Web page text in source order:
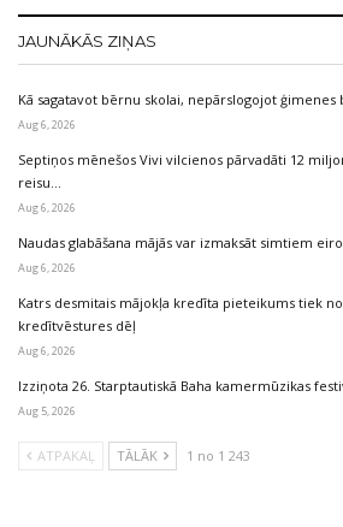
JAUNĀKĀS ZIŅAS
Kā sagatavot bērnu skolai, nepārslogojot ģimenes
Aug 6, 2026
Septiņos mēnešos Vivi vilcienos pārvadāti 12
reisu…
Aug 6, 2026
Naudas glabāšana mājās var izmaksāt simtiem
Aug 6, 2026
Katrs desmitais mājokļa kredīta pieteikums tiek
kredītvēstures dēļ
Aug 6, 2026
Izziņota 26. Starptautiskā Baha kamermūzikas
Aug 5, 2026
ATPAKAĻ TĀLĀK 1 no 1 243